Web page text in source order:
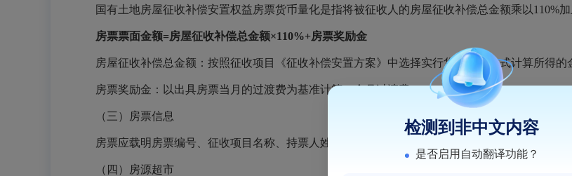
国有土地房屋征收补偿安置权益房票货币量化是指将被征收人的房屋征收补偿总金额乘以110%
房票票面金额=房屋征收补偿总金额×110%+房票奖励金
房屋征收补偿总金额：按照征收项目《征收补偿安置方案》中选择实行货币补偿方式计算所得的
房票奖励金：以出具房票当月的过渡费为基准计算12个月过渡费。
（三）房票信息
房票应载明房票编号、征收项目名称、持票人姓名及身份证号码、票面金额、有效期、房票使用
（四）房源超市
检测到非中文内容
是否启用自动翻译功能？